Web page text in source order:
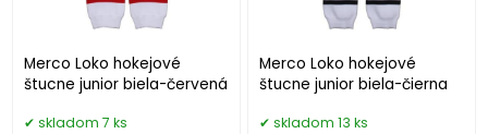
Merco Loko hokejové
štucne junior biela-červená
skladom 7 ks
Merco Loko hokejové
štucne junior biela-čierna
skladom 13 ks